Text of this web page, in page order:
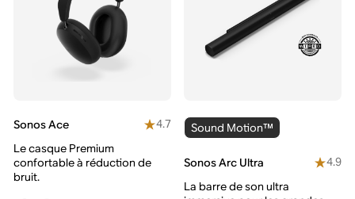
Sonos Ace
4.7
Le casque Premium
confortable à réduction de
bruit.
Sound Motion™
Sonos Arc Ultra
4.9
La barre de son ultra